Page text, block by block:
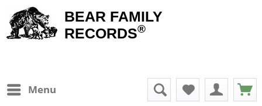
BEAR FAMILY
RECORDS®
Menu